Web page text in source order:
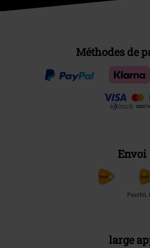
Méthodes de
Envoi
PostNL
large